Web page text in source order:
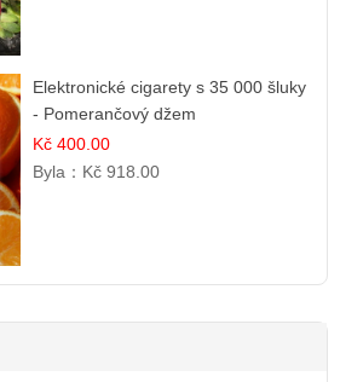
Elektronické cigarety s 35 000 šluky
- Pomerančový džem
Kč 400.00
Byla： Kč 918.00